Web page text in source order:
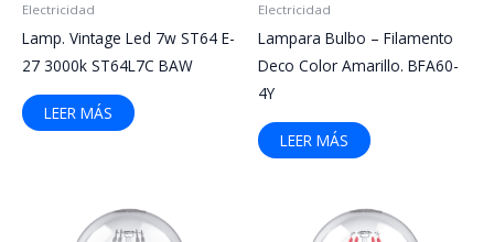
Electricidad
Lamp. Vintage Led 7w ST64 E-
27 3000k ST64L7C BAW
LEER MÁS
Electricidad
Lampara Bulbo – Filamento
Deco Color Amarillo. BFA60-
4Y
LEER MÁS